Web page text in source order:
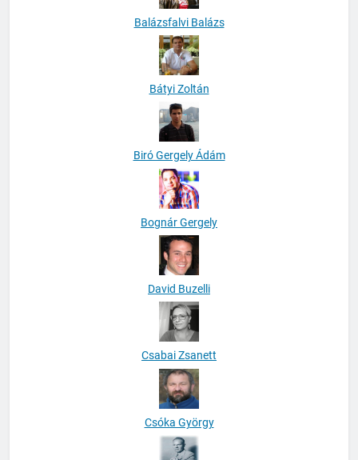
Balázsfalvi Balázs
Bátyi Zoltán
Biró Gergely Ádám
Bognár Gergely
David Buzelli
Csabai Zsanett
Csóka György